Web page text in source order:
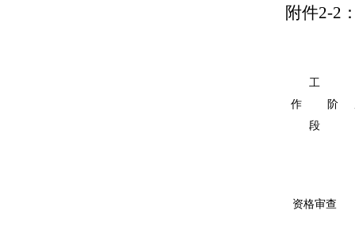
附件2-2
工
作
阶
段
资格审查